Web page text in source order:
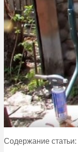
Содержание статьи: